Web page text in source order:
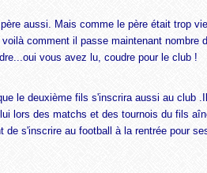
aussi. Mais comme le père était trop
comment il passe maintenant nombre
vous avez lu, coudre pour le club !
le deuxième fils s'inscrira aussi au club
lors des matchs et des tournois du fils
de s'inscrire au football à la rentrée pour